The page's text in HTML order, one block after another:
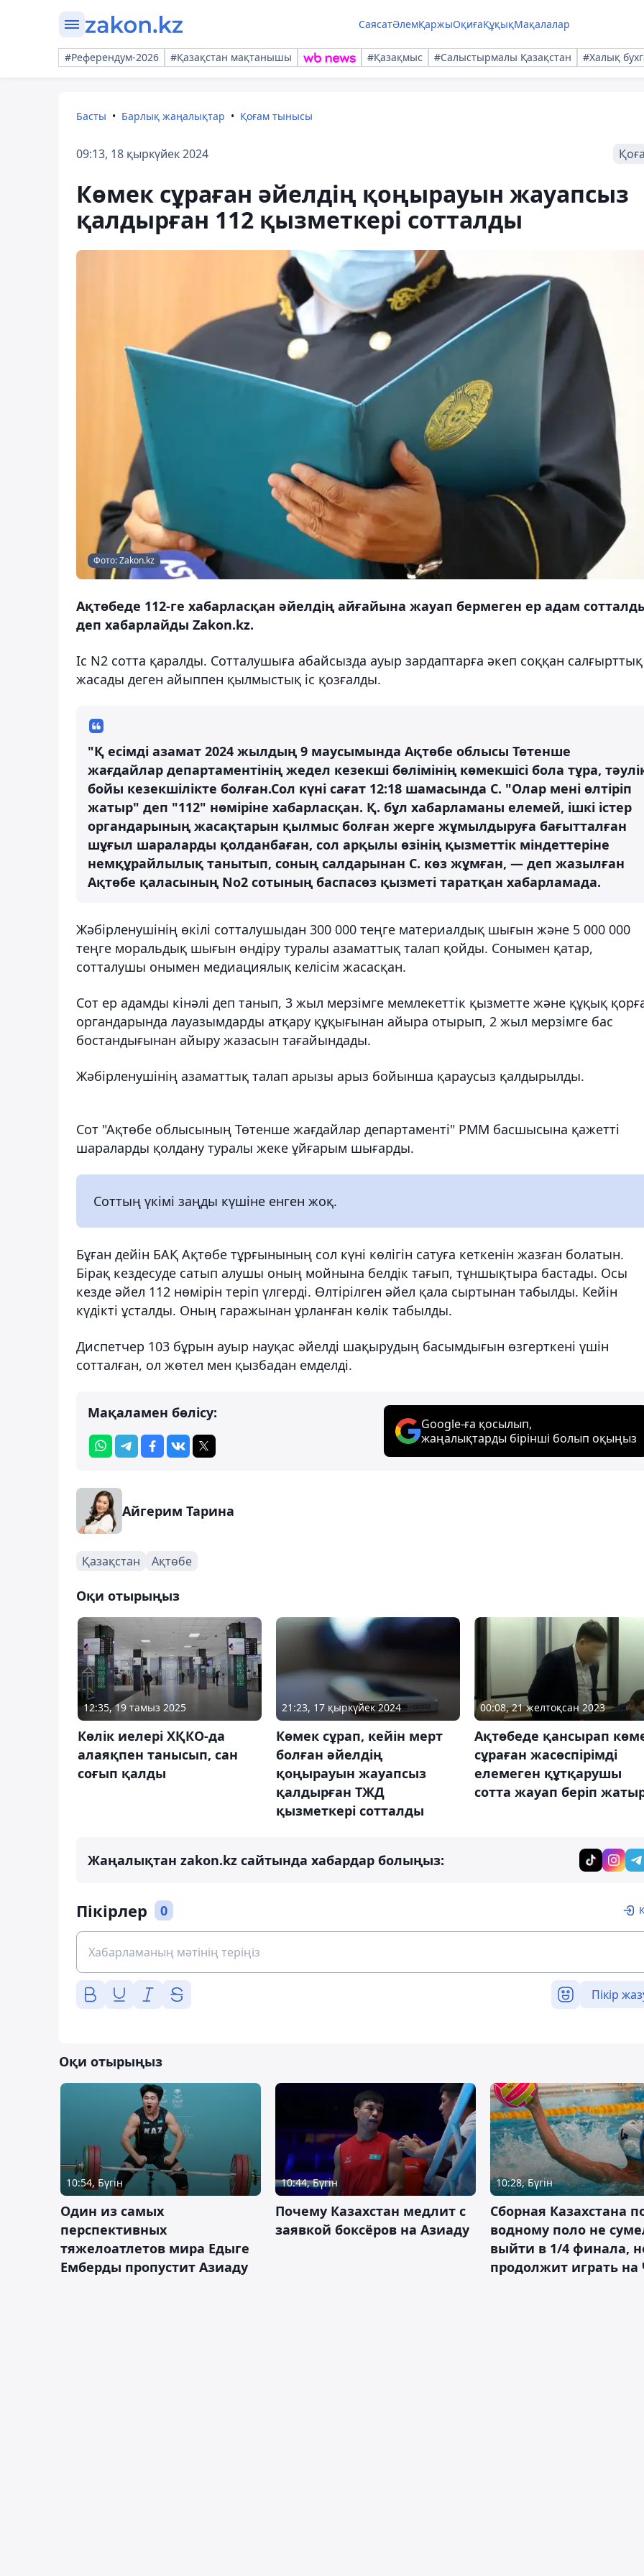
СаясатӘлемҚаржыОқиғаҚұқықМақалалар
#Референдум-2026 #Қазақстан мақтанышы #Қазақмыс #Салыстырмалы Қазақстан #Халық
Басты Барлық жаңалықтар Қоғам тынысы
09:13, 18 қыркүйек 2024
Көмек сұраған әйелдің қоңырауын жауапсыз
қалдырған 112 қызметкері сотталды
Фото: Zakon.kz
Ақтөбеде 112-ге хабарласқан әйелдің айғайына жауап бермеген ер адам
деп хабарлайды Zakon.kz.
Іс N2 сотта қаралды. Сотталушыға абайсызда ауыр зардаптарға әкеп соққан салғырттық
жасады деген айыппен қылмыстық іс қозғалды.
"Қ есімді азамат 2024 жылдың 9 маусымында Ақтөбе облысы Төтенше
жағдайлар департаментінің жедел кезекші бөлімінің көмекшісі бола тұра,
бойы кезекшілікте болған.Сол күні сағат 12:18 шамасында С. "Олар мені өлтіріп
жатыр" деп "112" нөміріне хабарласқан. Қ. бұл хабарламаны елемей, ішкі істер
органдарының жасақтарын қылмыс болған жерге жұмылдыруға бағытталған
шұғыл шараларды қолданбаған, сол арқылы өзінің қызметтік міндеттеріне
немқұрайлылық танытып, соның салдарынан С. көз жұмған, — деп жазылған
Ақтөбе қаласының No2 сотының баспасөз қызметі таратқан хабарламада.
Жәбірленушінің өкілі сотталушыдан 300 000 теңге материалдық шығын және 5 000 000
теңге моральдық шығын өндіру туралы азаматтық талап қойды. Сонымен қатар,
сотталушы онымен медиациялық келісім жасасқан.
Сот ер адамды кінәлі деп танып, 3 жыл мерзімге мемлекеттік қызметте және құқық
органдарында лауазымдарды атқару құқығынан айыра отырып, 2 жыл мерзімге бас
бостандығынан айыру жазасын тағайындады.
Жәбірленушінің азаматтық талап арызы арыз бойынша қараусыз қалдырылды.
Сот "Ақтөбе облысының Төтенше жағдайлар департаменті" РММ басшысына қажетті
шараларды қолдану туралы жеке ұйғарым шығарды.
Соттың үкімі заңды күшіне енген жоқ.
Бұған дейін БАҚ Ақтөбе тұрғынының сол күні көлігін сатуға кеткенін жазған болатын.
Бірақ кездесуде сатып алушы оның мойнына белдік тағып, тұншықтыра бастады. Осы
кезде әйел 112 нөмірін теріп үлгерді. Өлтірілген әйел қала сыртынан табылды. Кейін
күдікті ұсталды. Оның гаражынан ұрланған көлік табылды.
Диспетчер 103 бұрын ауыр науқас әйелді шақырудың басымдығын өзгерткені үшін
сотталған, ол жөтел мен қызбадан емделді.
Мақаламен бөлісу:
Google-ға қосылып,
жаңалықтарды бірінші болып оқыңыз
Айгерим Тарина
Қазақстан Ақтөбе
Оқи отырыңыз
12:35, 19 тамыз 2025
Көлік иелері ХҚКО-да
алаяқпен танысып, сан
соғып қалды
21:23, 17 қыркүйек 2024
Көмек сұрап, кейін мерт
болған әйелдің
қоңырауын жауапсыз
қалдырған ТЖД
қызметкері сотталды
00:08, 21 желтоқсан 2023
Ақтөбеде қансырап
сұраған жасөспірімді
елемеген құтқарушы
сотта жауап беріп
Жаңалықтан zakon.kz сайтында хабардар болыңыз:
Пікірлер 0
Пікір
Оқи отырыңыз
10:54, Бүгін
Один из самых
перспективных
тяжелоатлетов мира Едыге
Емберды пропустит Азиаду
10:44, Бүгін
Почему Казахстан медлит с
заявкой боксёров на Азиаду
10:28, Бүгін
Сборная Казахстана
водному поло не
выйти в 1/4 финала,
продолжит играть